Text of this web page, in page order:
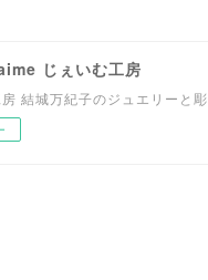
じぇいむ工房
結城万紀子のジュエリーと